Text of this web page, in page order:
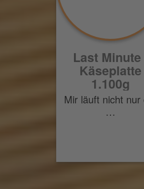
Last Minute
Käseplatte
1.100g
Mir läuft nicht nur
…